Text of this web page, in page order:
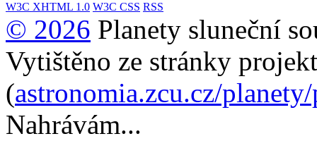
W3C XHTML 1.0 W3C CSS RSS
© 2026 Planety sluneční
Vytištěno ze stránky
(astronomia.zcu.cz/
Nahrávám...